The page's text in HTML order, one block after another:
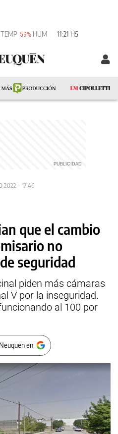
TEMP 59% HUM 11:21 HS
2022 - 17:46
que el cambio
no
seguridad
piden más cámaras
V por la inseguridad.
al 100 por
en